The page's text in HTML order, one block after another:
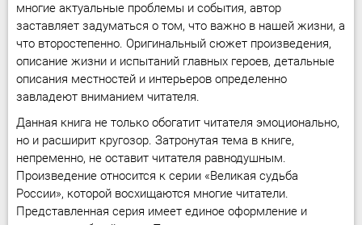
многие актуальные проблемы и события, автор
заставляет задуматься о том, что важно в нашей жизни, а
что второстепенно. Оригинальный сюжет произведения,
описание жизни и испытаний главных героев, детальные
описания местностей и интерьеров определенно
завладеют вниманием читателя.
Данная книга не только обогатит читателя эмоционально,
но и расширит кругозор. Затронутая тема в книге,
непременно, не оставит читателя равнодушным.
Произведение относится к серии «Великая судьба
России», которой восхищаются многие читатели.
Представленная серия имеет единое оформление и